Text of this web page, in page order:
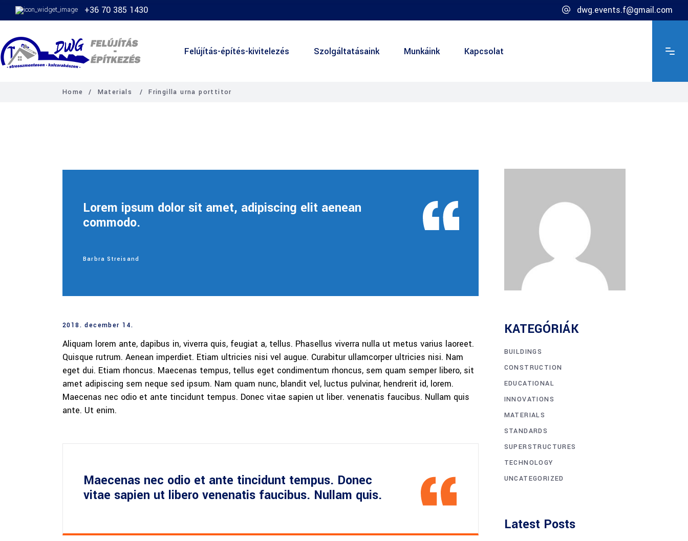
+36 70 385 1430 dwg.events.f@gmail.com
Felújítás-építés-kivitelezés Szolgáltatásaink Munkáink Kapcsolat
Home / Materials /Fringilla urna porttitor
Lorem ipsum dolor sit amet, adipiscing elit aenean
commodo.
Barbra Streisand
2018. december 14.
Aliquam lorem ante, dapibus in, viverra quis, feugiat a, tellus. Phasellus viverra nulla ut metus varius laoreet.
Quisque rutrum. Aenean imperdiet. Etiam ultricies nisi vel augue. Curabitur ullamcorper ultricies nisi. Nam
eget dui. Etiam rhoncus. Maecenas tempus, tellus eget condimentum rhoncus, sem quam semper libero, sit
amet adipiscing sem neque sed ipsum. Nam quam nunc, blandit vel, luctus pulvinar, hendrerit id, lorem.
Maecenas nec odio et ante tincidunt tempus. Donec vitae sapien ut liber. venenatis faucibus. Nullam quis
ante. Ut enim.
Maecenas nec odio et ante tincidunt tempus. Donec
vitae sapien ut libero venenatis faucibus. Nullam quis.
KATEGÓRIÁK
BUILDINGS
CONSTRUCTION
EDUCATIONAL
INNOVATIONS
MATERIALS
STANDARDS
SUPERSTRUCTURES
TECHNOLOGY
UNCATEGORIZED
Latest Posts